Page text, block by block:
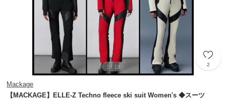
1 / 19 2
Mackage
【MACKAGE】ELLE-Z Techno fleece ski suit Women's ◆スーツ